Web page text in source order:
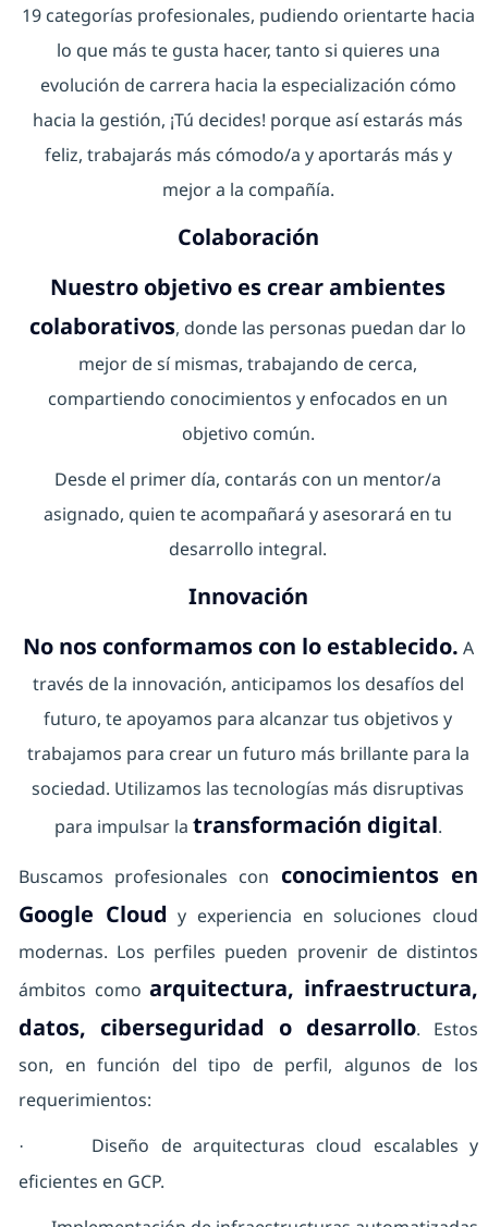
19 categorías profesionales, pudiendo orientarte hacia
lo que más te gusta hacer, tanto si quieres una
evolución de carrera hacia la especialización cómo
hacia la gestión, ¡Tú decides! porque así estarás más
feliz, trabajarás más cómodo/a y aportarás más y
mejor a la compañía.
Colaboración
Nuestro objetivo es crear ambientes
colaborativos, donde las personas puedan dar lo
mejor de sí mismas, trabajando de cerca,
compartiendo conocimientos y enfocados en un
objetivo común.
Desde el primer día, contarás con un mentor/a
asignado, quien te acompañará y asesorará en tu
desarrollo integral.
Innovación
No nos conformamos con lo establecido. A
través de la innovación, anticipamos los desafíos del
futuro, te apoyamos para alcanzar tus objetivos y
trabajamos para crear un futuro más brillante para la
sociedad. Utilizamos las tecnologías más disruptivas
para impulsar la transformación digital.
Buscamos profesionales con conocimientos en
Google Cloud y experiencia en soluciones cloud
modernas. Los perfiles pueden provenir de distintos
ámbitos comoarquitectura, infraestructura,
datos, ciberseguridad o desarrollo. Estos
son, en función del tipo de perfil, algunos de los
requerimientos:
·
Diseño de arquitecturas cloud escalables y
eficientes en GCP.